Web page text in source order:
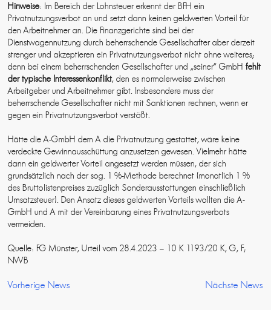
Hinweise: Im Bereich der Lohnsteuer erkennt der BFH ein
Privatnutzungsverbot an und setzt dann keinen geldwerten Vorteil für
den Arbeitnehmer an. Die Finanzgerichte sind bei der
Dienstwagennutzung durch beherrschende Gesellschafter aber derzeit
strenger und akzeptieren ein Privatnutzungsverbot nicht ohne weiteres;
denn bei einem beherrschenden Gesellschafter und „seiner“ GmbHfehlt
der typische Interessenkonflikt, den es normalerweise zwischen
Arbeitgeber und Arbeitnehmer gibt. Insbesondere muss der
beherrschende Gesellschafter nicht mit Sanktionen rechnen, wenn er
gegen ein Privatnutzungsverbot verstößt.
Hätte die A-GmbH dem A die Privatnutzung gestattet, wäre keine
verdeckte Gewinnausschüttung anzusetzen gewesen. Vielmehr hätte
dann ein geldwerter Vorteil angesetzt werden müssen, der sich
grundsätzlich nach der sog. 1 %-Methode berechnet (monatlich 1 %
des Bruttolistenpreises zuzüglich Sonderausstattungen einschließlich
Umsatzsteuer). Den Ansatz dieses geldwerten Vorteils wollten die A-
GmbH und A mit der Vereinbarung eines Privatnutzungsverbots
vermeiden.
Quelle: FG Münster, Urteil vom 28.4.2023 – 10 K 1193/20 K, G, F;
NWB
Vorherige News Nächste News